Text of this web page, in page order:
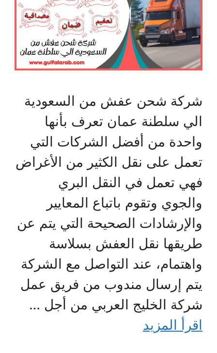
شركة شحن عفش من السعودية
الي سلطنة عمان تعرف بأنها
واحدة من أفضل الشركات التي
تعمل على نقل الكثير من الأغراض
فهي تعمل في النقل البري
والجوي وتقوم باتباع المعايير
والإرشادات الصحيحة التي يتم عن
طريقها نقل العفش بسلاسة
واهتمام، عند التواصل مع الشركة
يتم إرسال مندوب من فريق عمل
شركة الخليج العربي من أجل …
اقرأ المزيد